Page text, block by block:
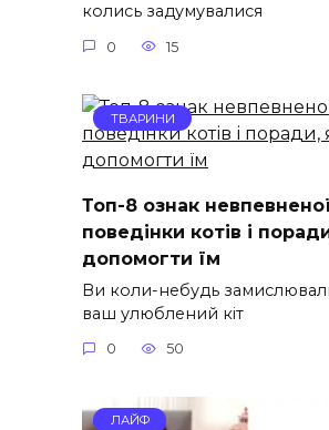
колись задумувалися
0 15
ТВАРИНИ
Топ-8 ознак
поведінки котів і
допомогти їм
Ви коли-небудь
ваш улюблений кіт
0 50
ЛАЙФ